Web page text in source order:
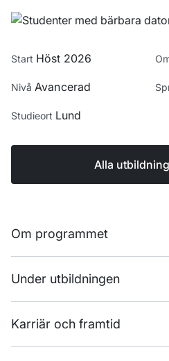
Start Höst 2026
Nivå Avancerad
Studieort Lund
Alla
Om programmet
Under utbildningen
Karriär och framtid